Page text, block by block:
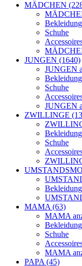
MÄDCHEN
Bekleidung
Schuhe
JUNGEN (1640)
JUNGEN
Bekleidung
Schuhe
JUNGEN
ZWILLINGE
Bekleidung
Schuhe
Bekleidung
MAMA (63)
MAMA
Bekleidung
Schuhe
MAMA
PAPA (45)